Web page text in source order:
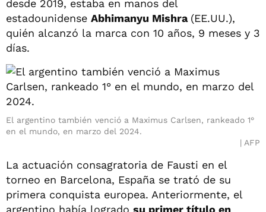
desde 2019, estaba en manos del
estadounidense Abhimanyu Mishra (EE.UU.),
quién alcanzó la marca con 10 años, 9 meses y 3
días.
El argentino también venció a Maximus Carlsen, rankeado 1°
en el mundo, en marzo del 2024.
AFP
La actuación consagratoria de Fausti en el
torneo en Barcelona, España se trató de su
primera conquista europea. Anteriormente, el